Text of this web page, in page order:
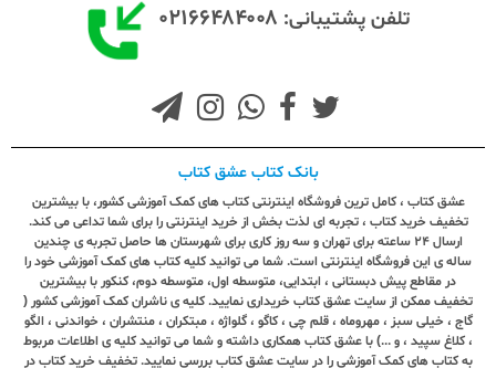
تلفن پشتیبانی: ۰۲۱۶۶۴۸۴۰۰۸
بانک کتاب عشق کتاب
عشق کتاب ، کامل ترین فروشگاه اینترنتی کتاب های کمک آموزشی کشور، با بیشترین
تخفیف خرید کتاب ، تجربه ای لذت بخش از خرید اینترنتی را برای شما تداعی می کند.
ارسال ٢٤ ساعته برای تهران و سه روز کاری برای شهرستان ها حاصل تجربه ی چندین
ساله ی این فروشگاه اینترنتی است. شما می توانید کلیه کتاب های کمک آموزشی خود را
در مقاطع پیش دبستانی ، ابتدایی، متوسطه اول، متوسطه دوم، کنکور با بیشترین
تخفیف ممکن از سایت عشق کتاب خریداری نمایید. کلیه ی ناشران کمک آموزشی کشور (
گاج ، خیلی سبز ، مهروماه ، قلم چی ، کاگو ، گلواژه ، مبتکران ، منتشران ، خواندنی ، الگو
، کلاغ سپید ، و ...) با عشق کتاب همکاری داشته و شما می توانید کلیه ی اطلاعات مربوط
به کتاب های کمک آموزشی را در سایت عشق کتاب بررسی نمایید. تخفیف خرید کتاب در